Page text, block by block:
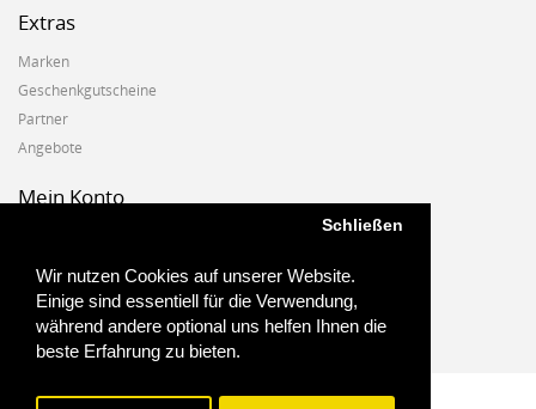
Wir nutzen Cookies auf unserer Website.
Einige sind essentiell für die Verwendung,
während andere optional uns helfen Ihnen die
beste Erfahrung zu bieten.
Schließen
Extras
Marken
Geschenkgutscheine
Partner
Angebote
Mein Konto
Auftragshistorie
Wunschzettel
Newsletter